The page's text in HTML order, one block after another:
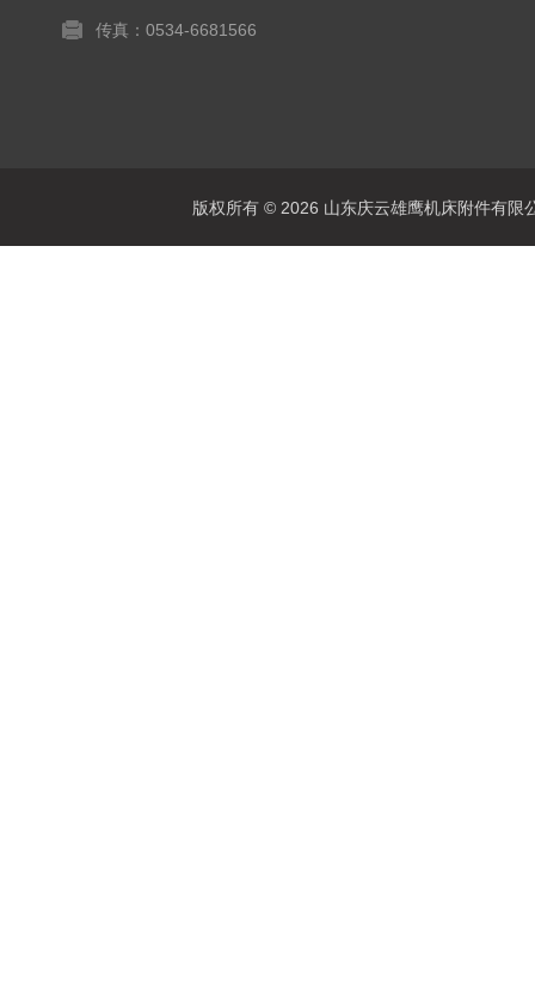
传真：0534-6681566
版权所有 © 2026 山东庆云雄鹰机床附件有